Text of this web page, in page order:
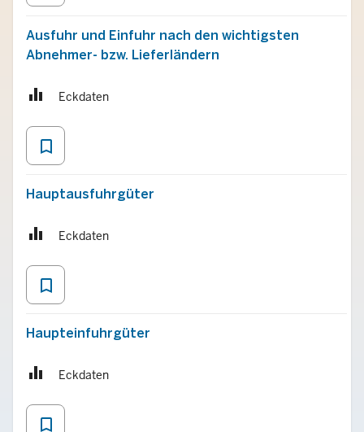
Ausfuhr und Einfuhr nach den wichtigsten
Abnehmer- bzw. Lieferländern
Eckdaten
bookmark_border
Hauptausfuhrgüter
Eckdaten
bookmark_border
Haupteinfuhrgüter
Eckdaten
bookmark_border